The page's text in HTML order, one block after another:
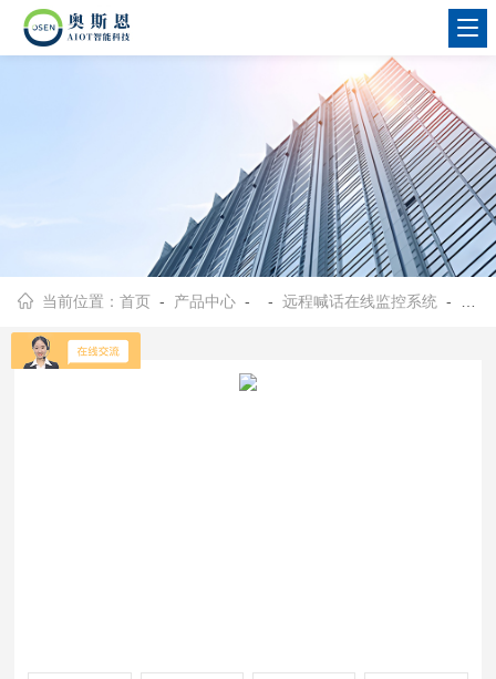
当前位置：首页 - 产品中心 - -远程喊话在线监控系统 - OSEN-YH建筑施工区域视频监控远程喊停应急监管系统